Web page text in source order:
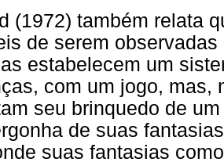
(1972) também relata
de serem
estabelecem um
com um jogo, mas,
seu brinquedo de
de suas
suas fantasias